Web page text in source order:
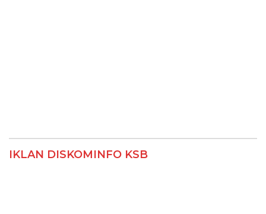
IKLAN DISKOMINFO KSB